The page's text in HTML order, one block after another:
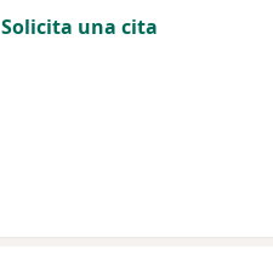
Solicita una cita